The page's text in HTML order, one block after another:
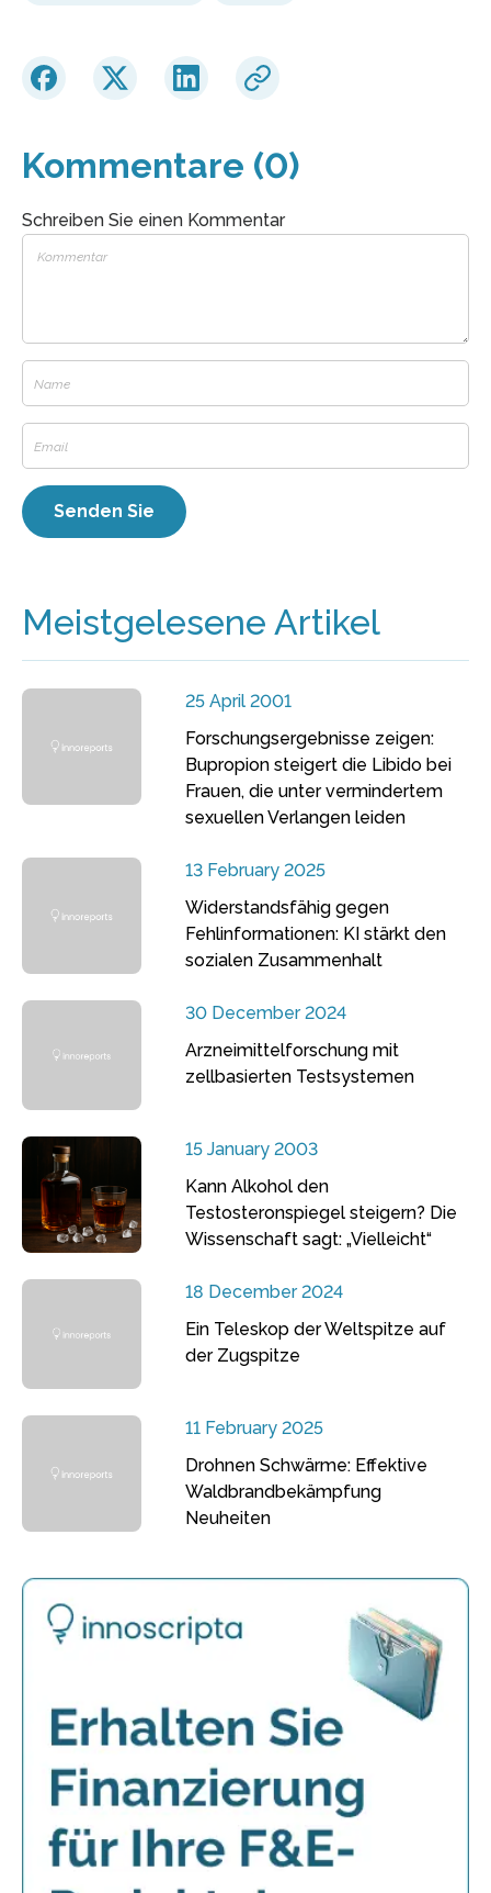
Kommentare (0)
Schreiben Sie einen Kommentar
Meistgelesene Artikel
25 April 2001
Forschungsergebnisse zeigen:
Bupropion steigert die Libido bei
Frauen, die unter vermindertem
sexuellen Verlangen leiden
13 February 2025
Widerstandsfähig gegen
Fehlinformationen: KI stärkt den
sozialen Zusammenhalt
30 December 2024
Arzneimittelforschung mit
zellbasierten Testsystemen
15 January 2003
Kann Alkohol den
Testosteronspiegel steigern? Die
Wissenschaft sagt: „Vielleicht“
18 December 2024
Ein Teleskop der Weltspitze auf
der Zugspitze
11 February 2025
Drohnen Schwärme: Effektive
Waldbrandbekämpfung
Neuheiten